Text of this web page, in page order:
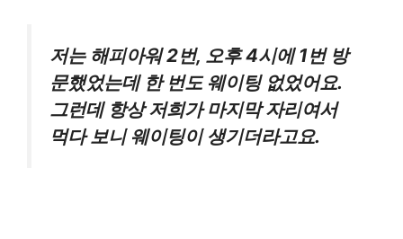
저는 해피아워 2번, 오후 4시에 1번 방
문했었는데 한 번도 웨이팅 없었어요.
그런데 항상 저희가 마지막 자리여서
먹다 보니 웨이팅이 생기더라고요.